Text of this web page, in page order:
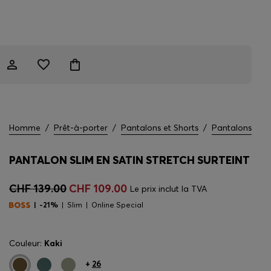
Homme / Prêt-à-porter / Pantalons et Shorts / Pantalons
PANTALON SLIM EN SATIN STRETCH SURTEINT
CHF 139.00 CHF 109.00 Le prix inclut la TVA
-21% Slim Online Special
Couleur: Kaki
+ 26